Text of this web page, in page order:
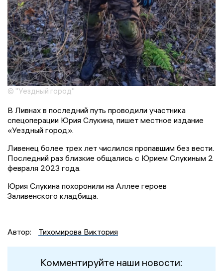
© "Уездный город"
В Ливнах в последний путь проводили участника
спецоперации Юрия Слукина, пишет местное издание
«Уездный город».
Ливенец более трех лет числился пропавшим без вести.
Последний раз близкие общались с Юрием Слукиным 2
февраля 2023 года.
Юрия Слукина похоронили на Аллее героев
Заливенского кладбища.
Автор: Тихомирова Виктория
Комментируйте наши новости: